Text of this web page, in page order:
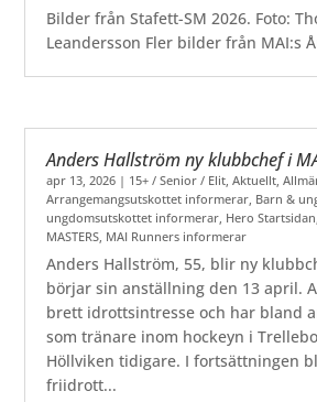
Bilder från Stafett-SM 2026. Foto:
Leandersson Fler bilder från MAI:s
Anders Hallström ny klubbchef i
apr 13, 2026 | 15+ / Senior / Elit,Aktuellt,
Arrangemangsutskottet informerar, Barn &
ungdomsutskottet informerar, Hero Startsidan
MASTERS, MAI Runners informerar
Anders Hallström, 55, blir ny
börjar sin anställning den 13 april.
brett idrottsintresse och har bland
som tränare inom hockeyn i
Höllviken tidigare. I fortsättningen
friidrott...